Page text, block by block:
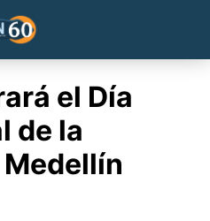
el Día
de la